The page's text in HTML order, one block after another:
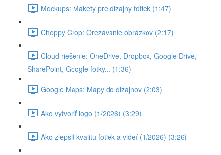
Mockups: Makety pre dizajny fotiek (1:47)
Choppy Crop: Orezávanie obrázkov (2:17)
Cloud riešenie: OneDrive, Dropbox, Google Drive,
SharePoint, Google fotky... (1:36)
Google Maps: Mapy do dizajnov (2:03)
Ako vytvoriť logo (1/2026) (3:29)
Ako zlepšiť kvalitu fotiek a videí (1/2026) (3:26)